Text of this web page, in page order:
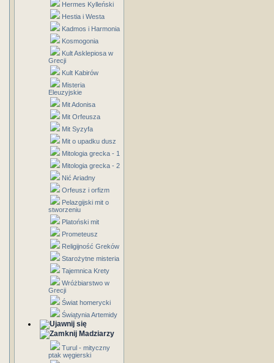
Hermes Kylleński
Hestia i Westa
Kadmos i Harmonia
Kosmogonia
Kult Asklepiosa w
Grecji
Kult Kabirów
Misteria
Eleuzyjskie
Mit Adonisa
Mit Orfeusza
Mit Syzyfa
Mit o upadku dusz
Mitologia grecka - 1
Mitologia grecka - 2
Nić Ariadny
Orfeusz i orfizm
Pelazgijski mit o
stworzeniu
Platoński mit
Prometeusz
Religijność Greków
Starożytne misteria
Tajemnica Krety
Wróżbiarstwo w
Grecji
Świat homerycki
Świątynia Artemidy
Madziarzy
Turul - mityczny
ptak węgierski